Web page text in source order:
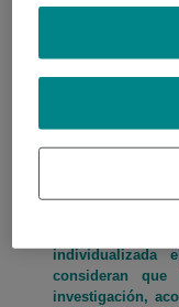
Los nuevos
modelos de
a nivel nacional
individualizada
consideran
investigación,